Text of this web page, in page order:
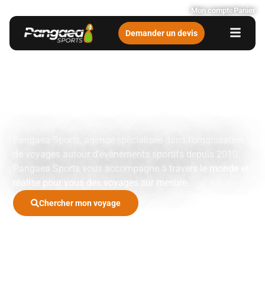
Mon compte Panier
Demander un devis
de voyages autour d’évènements sportifs depuis 2010.
Pangaea Sports vous accompagne à travers le monde et
réalise pour vous des voyages sur mesure.
Chercher mon voyage